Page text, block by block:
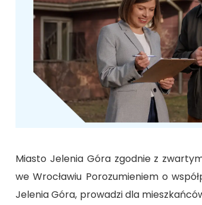
Miasto Jelenia Góra zgodnie z
we Wrocławiu Porozumieniem o
Jelenia Góra, prowadzi dla